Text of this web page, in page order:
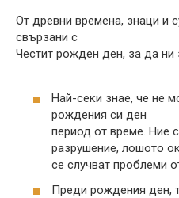
От древни времена, знаци и
свързани с
Честит рожден ден, за да ни
Най-секи знае, че не
рождения си ден
период от време. Ние
разрушение, лошото
се случват проблеми
Преди рождения ден,